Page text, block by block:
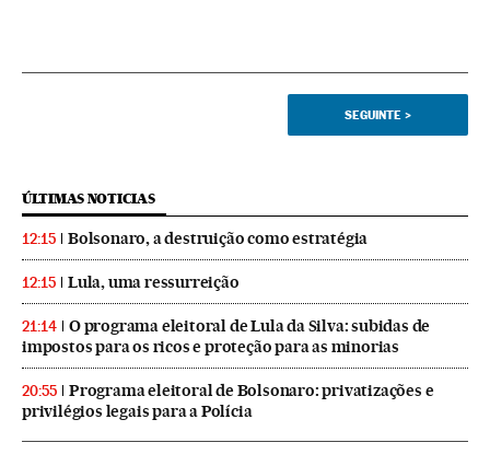
SEGUINTE >
ÚLTIMAS NOTICIAS
12:15 Bolsonaro, a destruição como estratégia
12:15 Lula, uma ressurreição
21:14
O programa eleitoral de Lula da Silva: subidas de
impostos para os ricos e proteção para as minorias
20:55
Programa eleitoral de Bolsonaro: privatizações e
privilégios legais para a Polícia